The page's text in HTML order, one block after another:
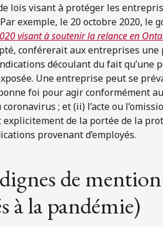
lois visant à protéger les
exemple, le 20 octobre 2020, le
visant à soutenir la relance en
conférerait aux entreprises
découlant du fait qu’une
Une entreprise peut se
foi pour agir conformément
; et (ii) l’acte ou
de la portée de la
provenant d’employés.
de
à la pandémie)